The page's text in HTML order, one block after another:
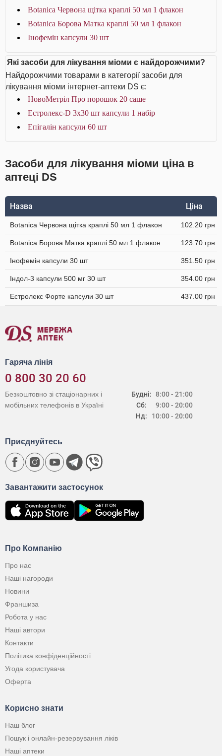
Botanica Червона щітка краплі 50 мл 1 флакон
Botanica Борова Матка краплі 50 мл 1 флакон
Інофемін капсули 30 шт
Які засоби для лікування міоми є найдорожчими?
Найдорожчими товарами в категорії засоби для
лікування міоми інтернет-аптеки DS є:
НовоМетріл Про порошок 20 саше
Естролекс-D 3х30 шт капсули 1 набір
Епігалін капсули 60 шт
Засоби для лікування міоми ціна в
аптеці DS
Назва Ціна
Botanica Червона щітка краплі 50 мл 1 флакон 102.20 грн
Botanica Борова Матка краплі 50 мл 1 флакон 123.70 грн
Інофемін капсули 30 шт 351.50 грн
Індол-3 капсули 500 мг 30 шт 354.00 грн
Естролекс Форте капсули 30 шт 437.00 грн
Гаряча лінія
0 800 30 20 60
Будні:
Сб:
Нд:
8:00 - 21:00
9:00 - 20:00
10:00 - 20:00
Безкоштовно зі стаціонарних і
мобільних телефонів в Україні
Про Компанію
Про нас
Наші нагороди
Новини
Франшиза
Робота у нас
Наші автори
Контакти
Політика конфіденційності
Угода користувача
Оферта
Корисно знати
Наш блог
Пошук і онлайн-резервування ліків
Наші аптеки
Завантажити застосунок
Приєднуйтесь